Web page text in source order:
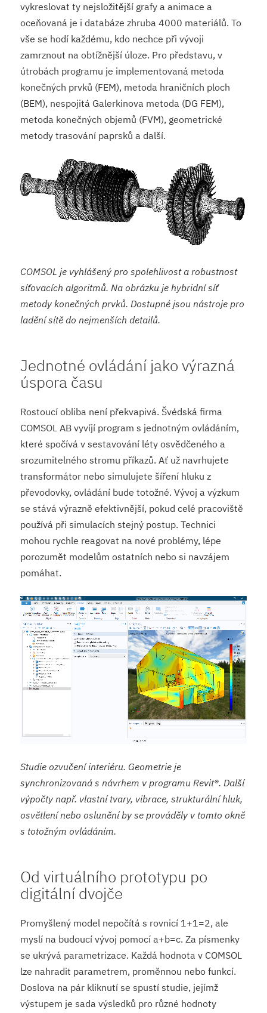
vykreslovat ty nejsložitější grafy a animace a
oceňovaná je i databáze zhruba 4000 materiálů. To
vše se hodí každému, kdo nechce při vývoji
zamrznout na obtížnější úloze. Pro představu, v
útrobách programu je implementovaná metoda
konečných prvků (FEM), metoda hraničních ploch
(BEM), nespojitá Galerkinova metoda (DG FEM),
metoda konečných objemů (FVM), geometrické
metody trasování paprsků a další.
COMSOL je vyhlášený pro spolehlivost a robustnost
síťovacích algoritmů. Na obrázku je hybridní síť
metody konečných prvků. Dostupné jsou nástroje pro
ladění sítě do nejmenších detailů.
Jednotné ovládání jako výrazná
úspora času
Rostoucí obliba není překvapivá. Švédská firma
COMSOL AB vyvíjí program s jednotným ovládáním,
které spočívá v sestavování léty osvědčeného a
srozumitelného stromu příkazů. Ať už navrhujete
transformátor nebo simulujete šíření hluku z
převodovky, ovládání bude totožné. Vývoj a výzkum
se stává výrazně efektivnější, pokud celé pracoviště
používá při simulacích stejný postup. Technici
mohou rychle reagovat na nové problémy, lépe
porozumět modelům ostatních nebo si navzájem
pomáhat.
Studie ozvučení interiéru. Geometrie je
synchronizovaná s návrhem v programu Revit®. Další
výpočty např. vlastní tvary, vibrace, strukturální hluk,
osvětlení nebo oslunění by se prováděly v tomto okně
s totožným ovládáním.
Od virtuálního prototypu po
digitální dvojče
Promyšlený model nepočítá s rovnicí 1+1=2, ale
myslí na budoucí vývoj pomocí a+b=c. Za písmenky
se ukrývá parametrizace. Každá hodnota v COMSOL
lze nahradit parametrem, proměnnou nebo funkcí.
Doslova na pár kliknutí se spustí studie, jejímž
výstupem je sada výsledků pro různé hodnoty